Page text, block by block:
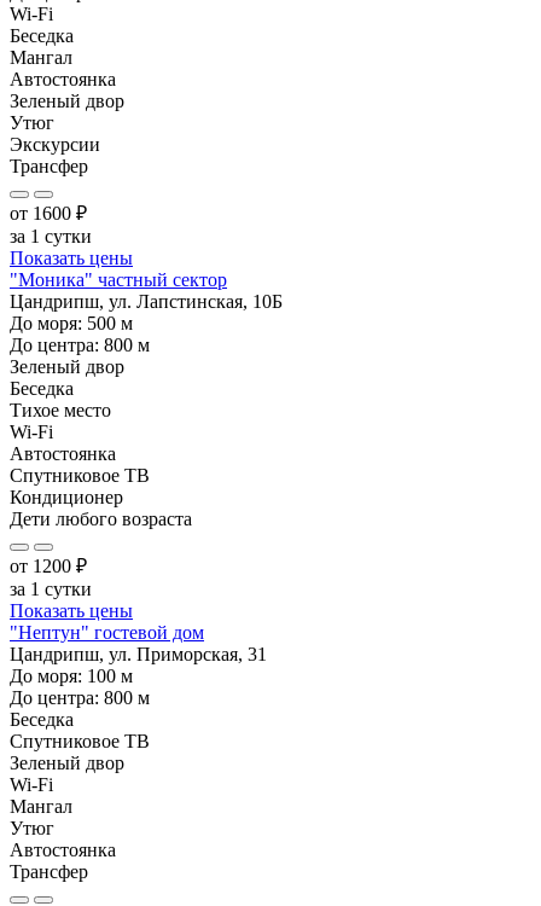
Wi-Fi
Беседка
Мангал
Автостоянка
Зеленый двор
Утюг
Экскурсии
Трансфер
от 1600 ₽
за 1 сутки
Показать цены
"Моника" частный сектор
Цандрипш, ул. Лапстинская, 10Б
До моря: 500 м
До центра: 800 м
Зеленый двор
Беседка
Тихое место
Wi-Fi
Автостоянка
Спутниковое ТВ
Кондиционер
Дети любого возраста
от 1200 ₽
за 1 сутки
Показать цены
"Нептун" гостевой дом
Цандрипш, ул. Приморская, 31
До моря: 100 м
До центра: 800 м
Беседка
Спутниковое ТВ
Зеленый двор
Wi-Fi
Мангал
Утюг
Автостоянка
Трансфер